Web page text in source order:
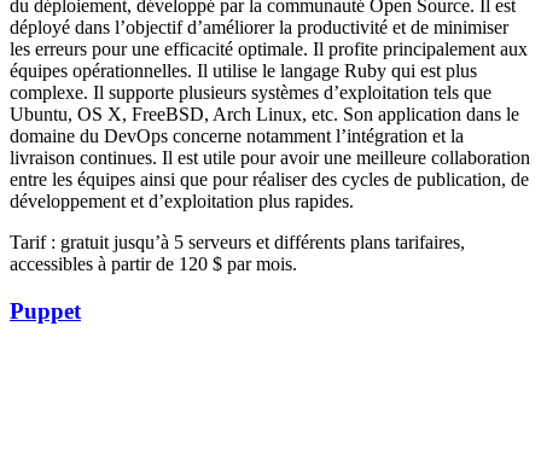
du déploiement, développé par la communauté Open Source. Il est
déployé dans l’objectif d’améliorer la productivité et de minimiser
les erreurs pour une efficacité optimale. Il profite principalement aux
équipes opérationnelles. Il utilise le langage Ruby qui est plus
complexe. Il supporte plusieurs systèmes d’exploitation tels que
Ubuntu, OS X, FreeBSD, Arch Linux, etc. Son application dans le
domaine du DevOps concerne notamment l’intégration et la
livraison continues. Il est utile pour avoir une meilleure collaboration
entre les équipes ainsi que pour réaliser des cycles de publication, de
développement et d’exploitation plus rapides.
Tarif : gratuit jusqu’à 5 serveurs et différents plans tarifaires,
accessibles à partir de 120 $ par mois.
Puppet